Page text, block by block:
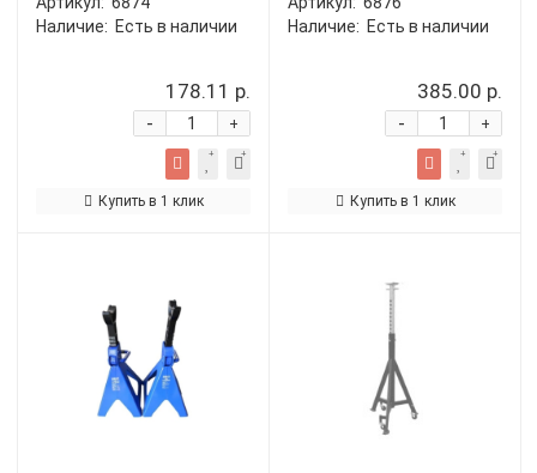
Наличие: Есть в наличии
178.11 р.
+
-
Купить в 1 клик
Наличие: Есть в наличии
385.00 р.
+
-
Купить в 1 клик